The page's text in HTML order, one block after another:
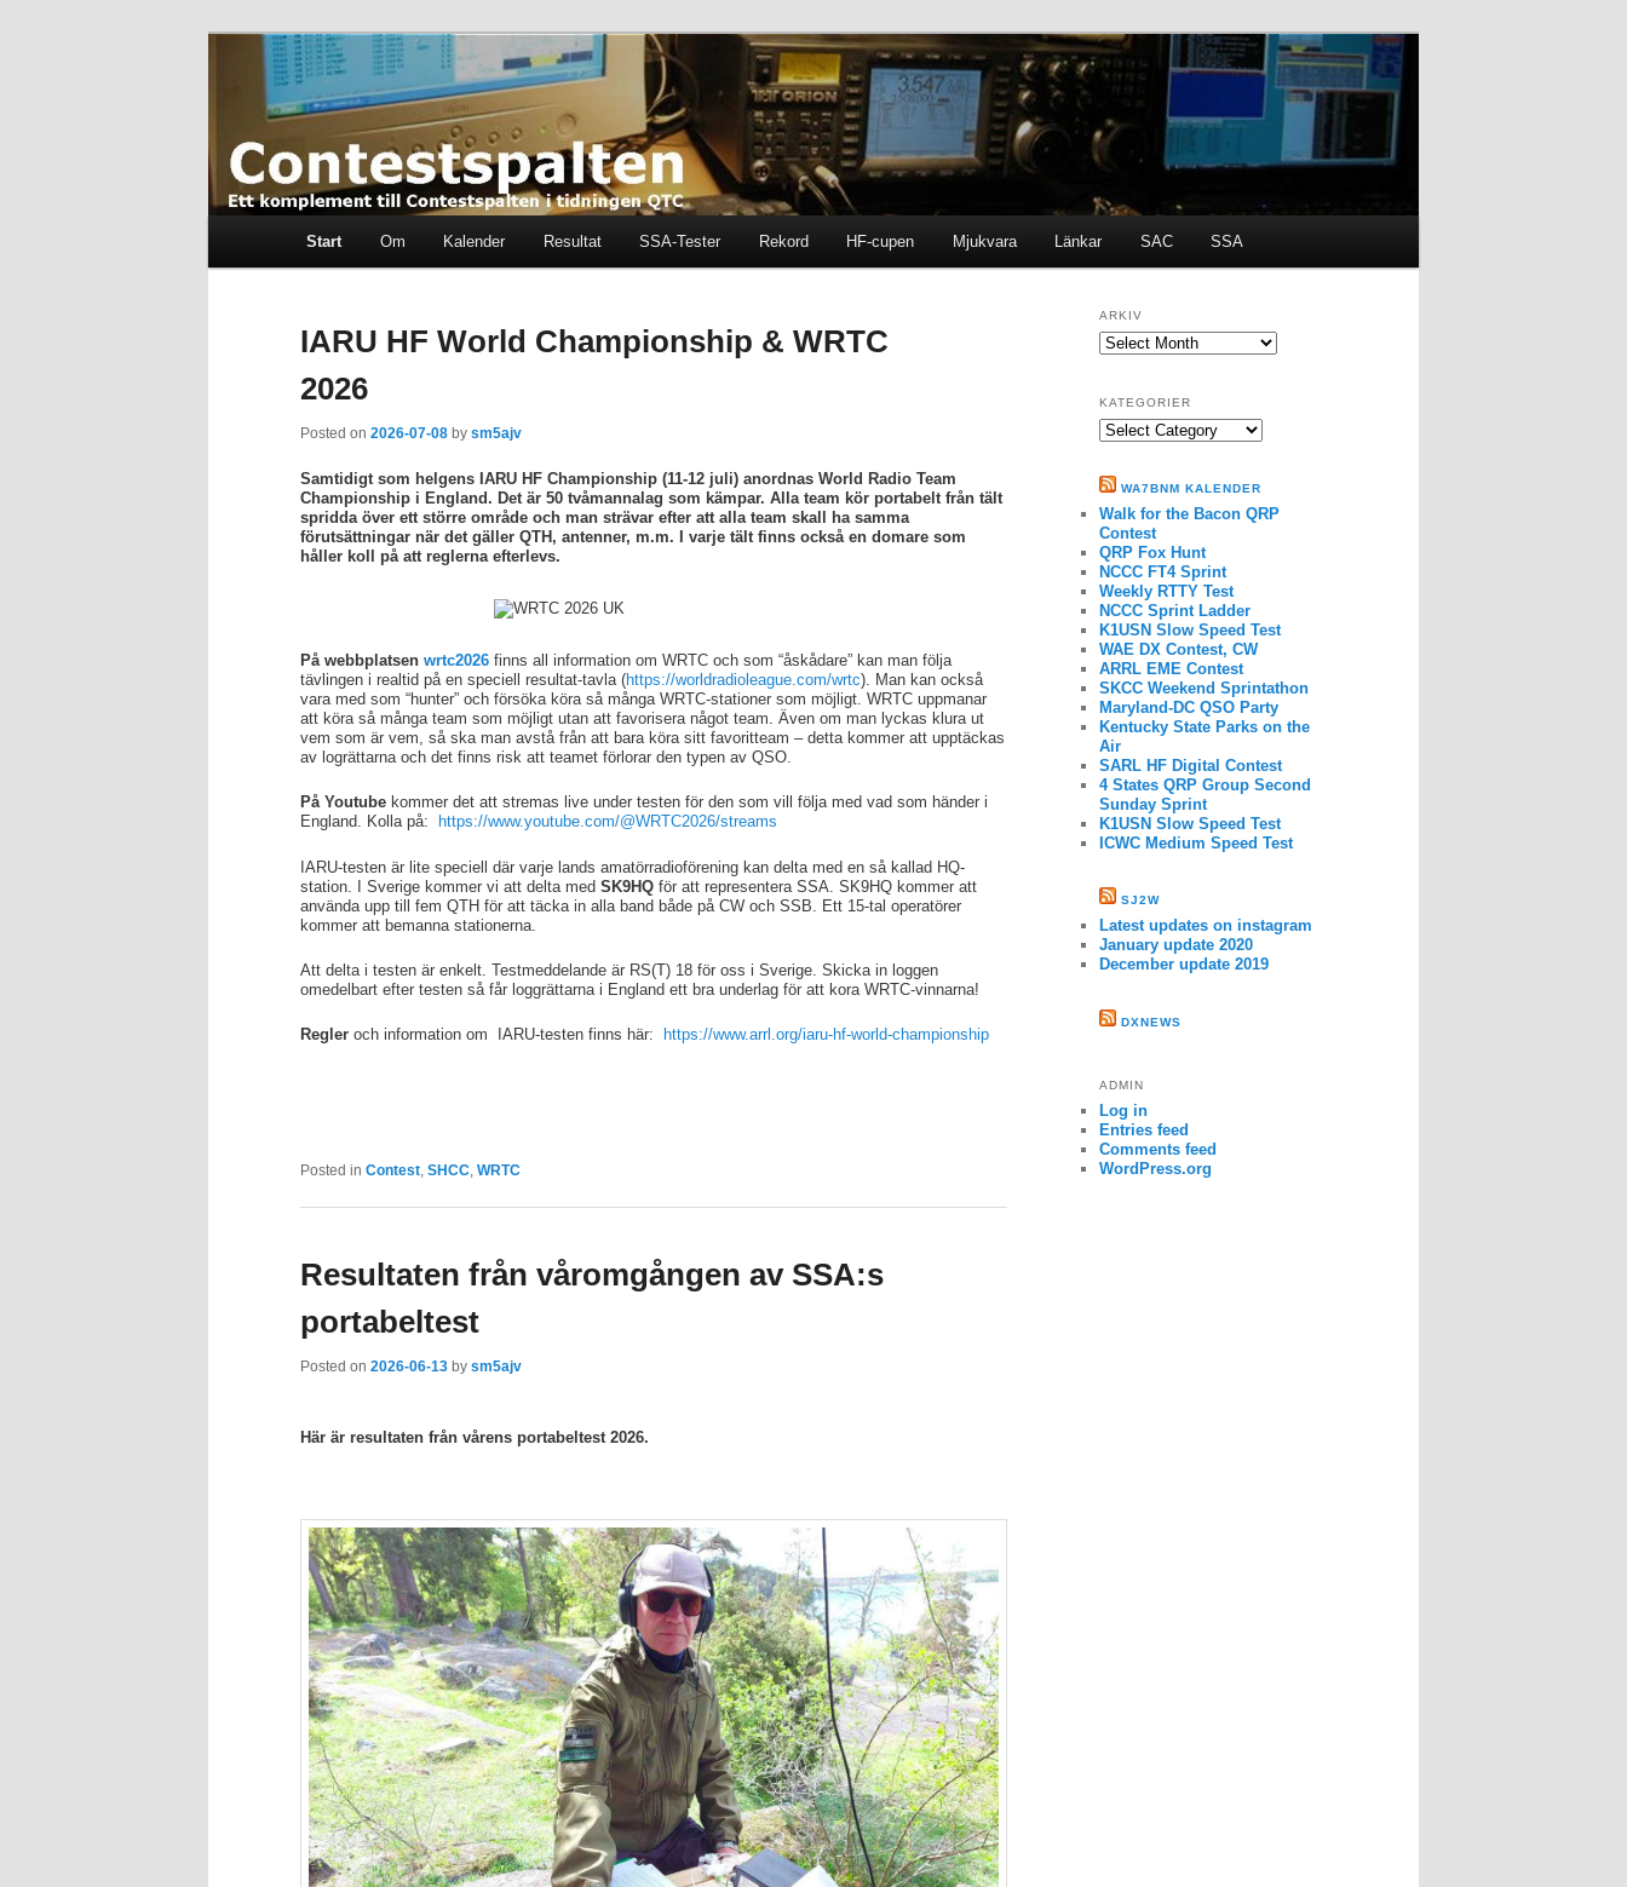
Contestspalten
Ett komplement till contestspalten i tidningen QTC
Start Om Kalender Resultat SSA-Tester Rekord HF-cupen Mjukvara Länkar SAC SSA
IARU HF World Championship & WRTC
2026
Posted on 2026-07-08 by sm5ajv
Samtidigt som helgens IARU HF Championship (11-12 juli) anordnas World Radio Team
Championship i England. Det är 50 tvåmannalag som kämpar. Alla team kör portabelt från tält
spridda över ett större område och man strävar efter att alla team skall ha samma
förutsättningar när det gäller QTH, antenner, m.m. I varje tält finns också en domare som
håller koll på att reglerna efterlevs.
På webbplatsen wrtc2026 finns all information om WRTC och som “åskådare” kan man följa
tävlingen i realtid på en speciell resultat-tavla (https://worldradioleague.com/wrtc). Man kan också
vara med som “hunter” och försöka köra så många WRTC-stationer som möjligt. WRTC uppmanar
att köra så många team som möjligt utan att favorisera något team. Även om man lyckas klura ut
vem som är vem, så ska man avstå från att bara köra sitt favoritteam – detta kommer att upptäckas
av logrättarna och det finns risk att teamet förlorar den typen av QSO.
På Youtube kommer det att stremas live under testen för den som vill följa med vad som händer i
England. Kolla på:
https://www.youtube.com/@WRTC2026/streams
IARU-testen är lite speciell där varje lands amatörradioförening kan delta med en så kallad HQ-
station. I Sverige kommer vi att delta med SK9HQ för att representera SSA. SK9HQ kommer att
använda upp till fem QTH för att täcka in alla band både på CW och SSB. Ett 15-tal operatörer
kommer att bemanna stationerna.
Att delta i testen är enkelt. Testmeddelande är RS(T) 18 för oss i Sverige. Skicka in loggen
omedelbart efter testen så får loggrättarna i England ett bra underlag för att kora WRTC-vinnarna!
Regler och information om IARU-testen finns här: https://www.arrl.org/iaru-hf-world-championship
Posted in Contest, SHCC, WRTC
Resultaten från våromgången av SSA:s
portabeltest
Posted on 2026-06-13 by sm5ajv
Här är resultaten från vårens portabeltest 2026.
ARKIV
ARKIV
KATEGORIER
Kategorier
WA7BNM KALENDER
Walk for the Bacon QRP
Contest
QRP Fox Hunt
NCCC FT4 Sprint
Weekly RTTY Test
NCCC Sprint Ladder
K1USN Slow Speed Test
WAE DX Contest, CW
ARRL EME Contest
SKCC Weekend Sprintathon
Maryland-DC QSO Party
Kentucky State Parks on the
Air
SARL HF Digital Contest
4 States QRP Group Second
Sunday Sprint
K1USN Slow Speed Test
ICWC Medium Speed Test
SJ2W
Latest updates on instagram
January update 2020
December update 2019
DXNEWS
ADMIN
Log in
Entries feed
Comments feed
WordPress.org